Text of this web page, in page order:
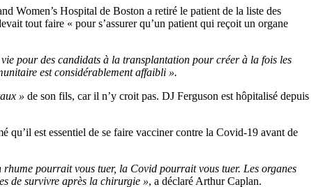
Women’s Hospital de Boston a retiré le patient de la liste des
tout faire « pour s’assurer qu’un patient qui reçoit un organe
pour des candidats à la transplantation pour créer à la fois les
est considérablement affaibli ».
» de son fils, car il n’y croit pas. DJ Ferguson est hôpitalisé depuis
est essentiel de se faire vacciner contre la Covid-19 avant de
pourrait vous tuer, la Covid pourrait vous tuer. Les organes
de survivre après la chirurgie », a déclaré Arthur Caplan.